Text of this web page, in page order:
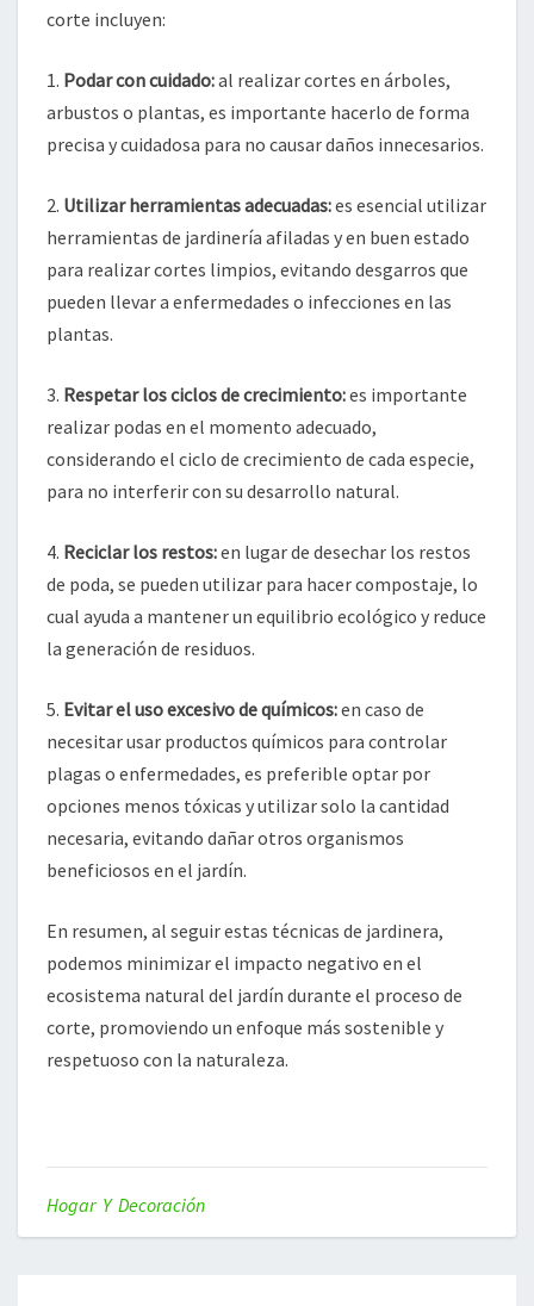
corte incluyen:
1. Podar con cuidado:al realizar cortes en árboles,
arbustos o plantas, es importante hacerlo de forma
precisa y cuidadosa para no causar daños innecesarios.
2. Utilizar herramientas adecuadas:es esencial utilizar
herramientas de jardinería afiladas y en buen estado
para realizar cortes limpios, evitando desgarros que
pueden llevar a enfermedades o infecciones en las
plantas.
3. Respetar los ciclos de crecimiento:es importante
realizar podas en el momento adecuado,
considerando el ciclo de crecimiento de cada especie,
para no interferir con su desarrollo natural.
4. Reciclar los restos:en lugar de desechar los restos
de poda, se pueden utilizar para hacer compostaje, lo
cual ayuda a mantener un equilibrio ecológico y reduce
la generación de residuos.
5. Evitar el uso excesivo de químicos:en caso de
necesitar usar productos químicos para controlar
plagas o enfermedades, es preferible optar por
opciones menos tóxicas y utilizar solo la cantidad
necesaria, evitando dañar otros organismos
beneficiosos en el jardín.
En resumen, al seguir estas técnicas de jardinera,
podemos minimizar el impacto negativo en el
ecosistema natural del jardín durante el proceso de
corte, promoviendo un enfoque más sostenible y
respetuoso con la naturaleza.
Hogar Y Decoración